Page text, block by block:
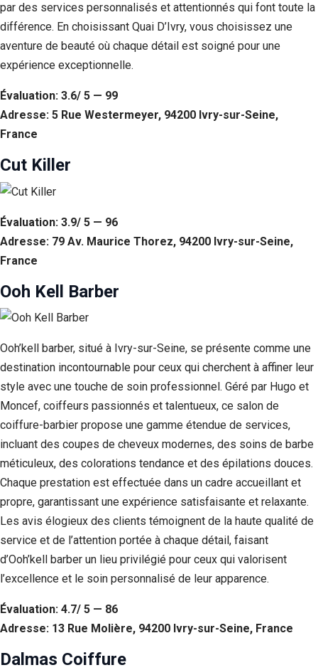
par des services personnalisés et attentionnés qui font toute la
différence. En choisissant Quai D’Ivry, vous choisissez une
aventure de beauté où chaque détail est soigné pour une
expérience exceptionnelle.
Évaluation: 3.6/ 5 — 99
Adresse: 5 Rue Westermeyer, 94200 Ivry-sur-Seine,
France
Cut Killer
Évaluation: 3.9/ 5 — 96
Adresse: 79 Av. Maurice Thorez, 94200 Ivry-sur-Seine,
France
Ooh Kell Barber
Ooh’kell barber, situé à Ivry-sur-Seine, se présente comme une
destination incontournable pour ceux qui cherchent à affiner leur
style avec une touche de soin professionnel. Géré par Hugo et
Moncef, coiffeurs passionnés et talentueux, ce salon de
coiffure-barbier propose une gamme étendue de services,
incluant des coupes de cheveux modernes, des soins de barbe
méticuleux, des colorations tendance et des épilations douces.
Chaque prestation est effectuée dans un cadre accueillant et
propre, garantissant une expérience satisfaisante et relaxante.
Les avis élogieux des clients témoignent de la haute qualité de
service et de l’attention portée à chaque détail, faisant
d’Ooh’kell barber un lieu privilégié pour ceux qui valorisent
l’excellence et le soin personnalisé de leur apparence.
Évaluation: 4.7/ 5 — 86
Adresse: 13 Rue Molière, 94200 Ivry-sur-Seine, France
Dalmas Coiffure